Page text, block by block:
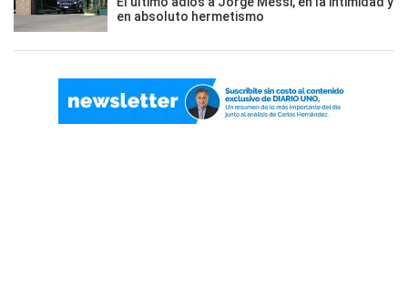
en absoluto hermetismo